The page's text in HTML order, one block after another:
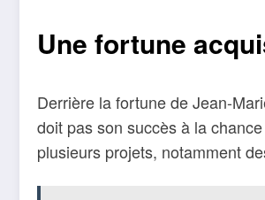
Une fortune
Derrière la fortune de Jean-
doit pas son succès à la
plusieurs projets, notamment